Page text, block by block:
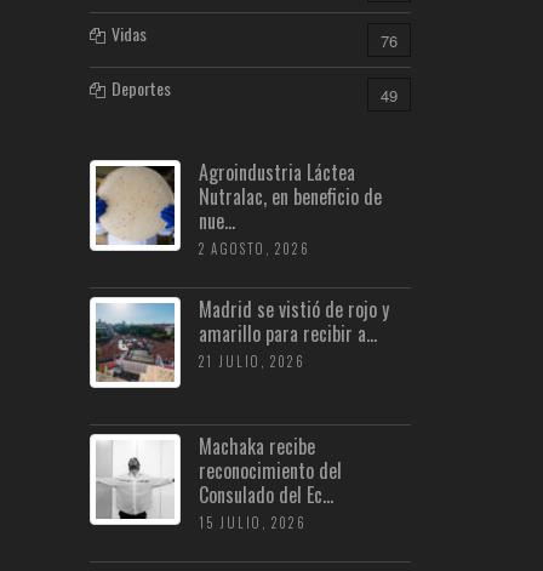
Vidas 76
Deportes 49
Agroindustria Láctea
Nutralac, en beneficio de
nue...
2 AGOSTO, 2026
Madrid se vistió de rojo y
amarillo para recibir a...
21 JULIO, 2026
Machaka recibe
reconocimiento del
Consulado del Ec...
15 JULIO, 2026